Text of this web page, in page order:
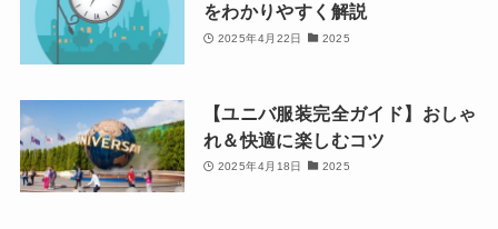
をわかりやすく解説
2025年4月22日 2025
【ユニバ服装完全ガイド】おしゃ
れ＆快適に楽しむコツ
2025年4月18日 2025